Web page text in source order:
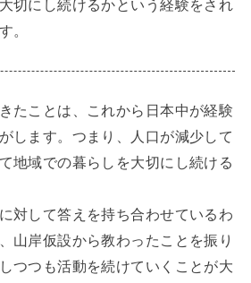
切にし続けるかという経験をされ
。
たことは、これから日本中が経験
します。つまり、人口が減少して
地域での暮らしを大切にし続ける
対して答えを持ち合わせているわ
山岸仮設から教わったことを振り
つつも活動を続けていくことが大